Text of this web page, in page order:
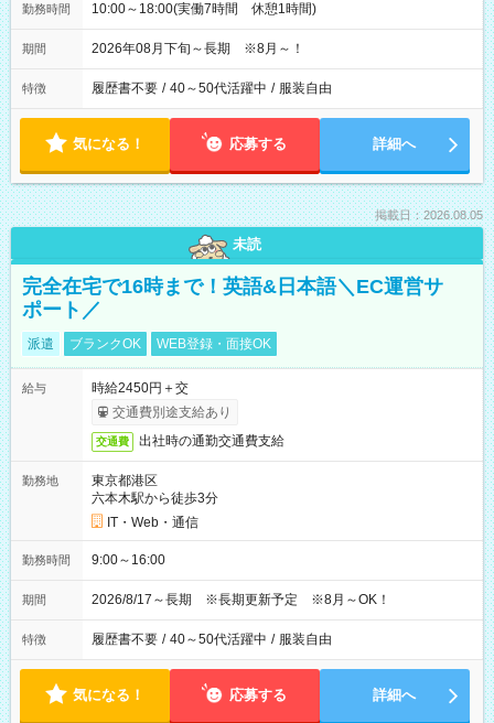
勤務時間 10:00～18:00(実働7時間 休憩1時間)
期間 2026年08月下旬～長期 ※8月～！
特徴 履歴書不要 / 40～50代活躍中 / 服装自由
気になる！ 応募する 詳細へ
掲載日：2026.08.05
未読
完全在宅で16時まで！英語&日本語＼EC運営サ
ポート／
派遣 ブランクOK WEB登録・面接OK
給与
時給2450円＋交
交通費別途支給あり
交通費 出社時の通勤交通費支給
勤務地
東京都港区
六本木駅から徒歩3分
IT・Web・通信
勤務時間 9:00～16:00
期間 2026/8/17～長期 ※長期更新予定 ※8月～OK！
特徴 履歴書不要 / 40～50代活躍中 / 服装自由
気になる！ 応募する 詳細へ